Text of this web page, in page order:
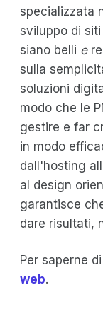
specializzata
sviluppo di
siano belli e
sulla
soluzioni
modo che le
gestire e far
in modo
dall'hosting
al design
garantisce
dare risultati,
Per saperne
web.